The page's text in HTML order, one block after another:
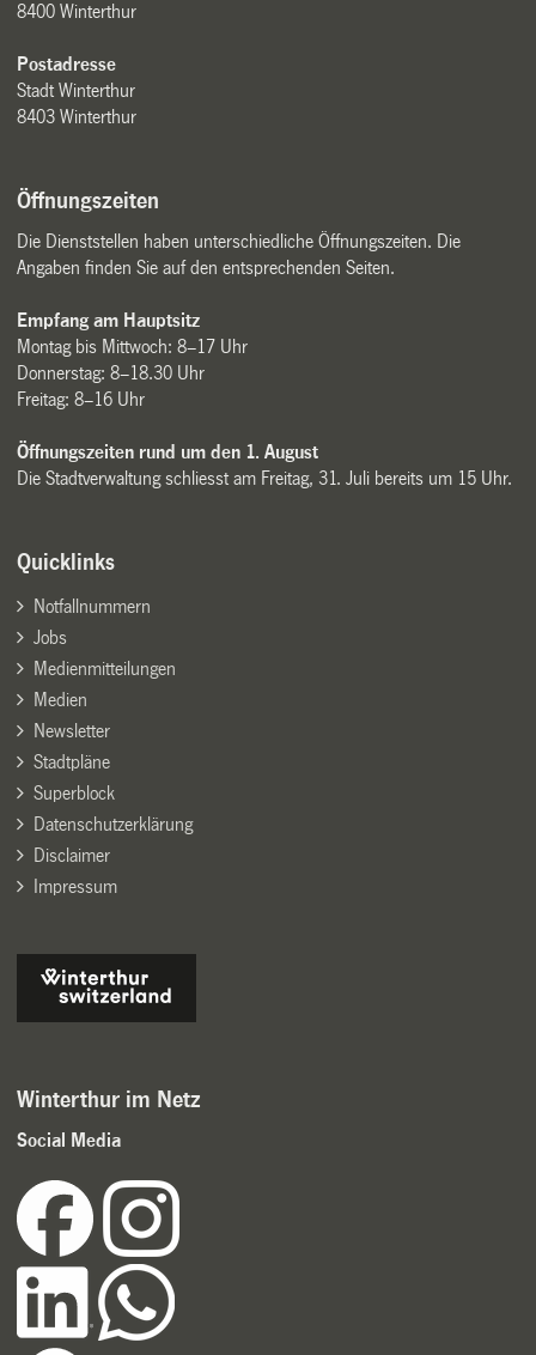
8400 Winterthur
Postadresse
Stadt Winterthur
8403 Winterthur
Öffnungszeiten
Die Dienststellen haben unterschiedliche Öffnungszeiten. Die
Angaben finden Sie auf den entsprechenden Seiten.
Empfang am Hauptsitz
Montag bis Mittwoch: 8–17 Uhr
Donnerstag: 8–18.30 Uhr
Freitag: 8–16 Uhr
Öffnungszeiten rund um den 1. August
Die Stadtverwaltung schliesst am Freitag, 31. Juli bereits um 15 Uhr.
Quicklinks
Notfallnummern
Jobs
Medienmitteilungen
Medien
Newsletter
Stadtpläne
Superblock
Datenschutzerklärung
Disclaimer
Impressum
Winterthur im Netz
Social Media